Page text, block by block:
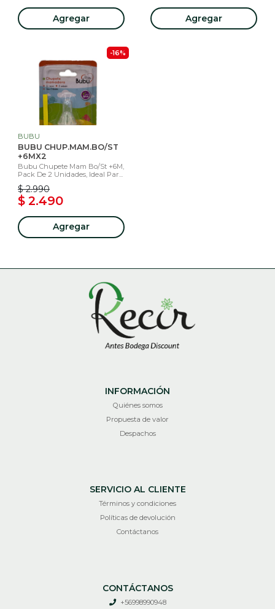
Agregar Agregar
-16%
BUBU
BUBU CHUP.MAM.BO/ST
+6MX2
Bubu Chupete Mam Bo/St +6M,
Pack De 2 Unidades, Ideal Par...
$ 2.990
$ 2.490
Agregar
INFORMACIÓN
Quiénes somos
Propuesta de valor
Despachos
SERVICIO AL CLIENTE
Términos y condiciones
Políticas de devolución
Contáctanos
CONTÁCTANOS
+56998990948